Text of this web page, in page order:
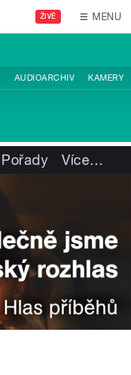
ŽIVĚ MENU
AUDIOARCHIV KAMERY
Pořady Více…